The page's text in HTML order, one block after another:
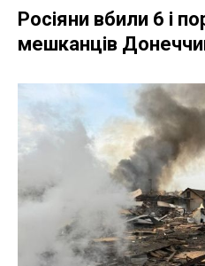
Росіяни вбили 6 і
мешканців